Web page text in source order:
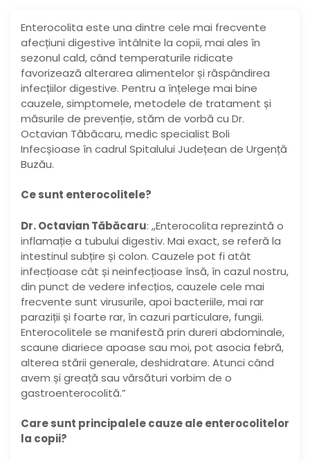
Enterocolita este una dintre cele mai frecvente
afecțiuni digestive întâlnite la copii, mai ales în
sezonul cald, când temperaturile ridicate
favorizează alterarea alimentelor și răspândirea
infecțiilor digestive. Pentru a înțelege mai bine
cauzele, simptomele, metodele de tratament și
măsurile de prevenție, stăm de vorbă cu Dr.
Octavian Tăbăcaru, medic specialist Boli
Infecșioase în cadrul Spitalului Județean de Urgență
Buzău.
Ce sunt enterocolitele?
Dr. Octavian Tăbăcaru: ,,Enterocolita reprezintă o
inflamație a tubului digestiv. Mai exact, se referă la
intestinul subțire și colon. Cauzele pot fi atât
infecțioase cât și neinfecțioase însă, în cazul nostru,
din punct de vedere infecțios, cauzele cele mai
frecvente sunt virusurile, apoi bacteriile, mai rar
paraziții și foarte rar, în cazuri particulare, fungii.
Enterocolitele se manifestă prin dureri abdominale,
scaune diariece apoase sau moi, pot asocia febră,
alterea stării generale, deshidratare. Atunci când
avem și greață sau vărsături vorbim de o
gastroenterocolită.”
Care sunt principalele cauze ale enterocolitelor
la copii?